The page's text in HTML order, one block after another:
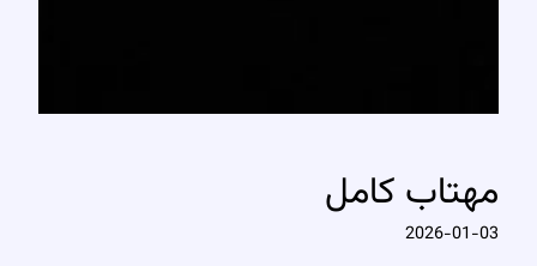
مهتاب کامل
2026-01-03